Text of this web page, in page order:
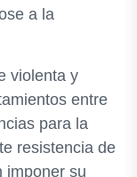
a la
violenta y
entre
para la
resistencia de
imponer su